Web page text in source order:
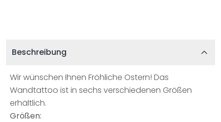
Beschreibung
Wir wünschen Ihnen Fröhliche Ostern! Das
Wandtattoo ist in sechs verschiedenen Größen
erhältlich.
Größen: